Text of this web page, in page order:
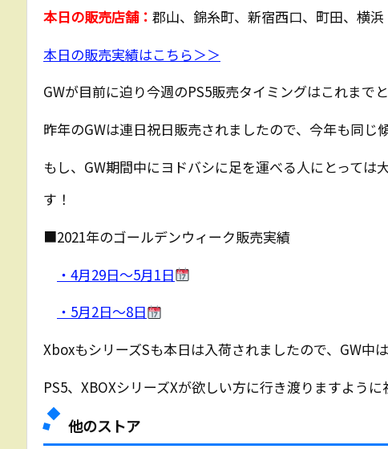
本日の販売店舗： 郡山、錦糸町、新宿西口、町田、横浜
本日の販売実績はこちら＞＞
GWが目前に迫り今週のPS5販売タイミングはこれまで
昨年のGWは連日祝日販売されましたので、今年も同じ
もし、GW期間中にヨドバシに足を運べる人にとって
す！
■2021年のゴールデンウィーク販売実績
・4月29日～5月1日
・5月2日～8日
XboxもシリーズSも本日は入荷されましたので、GW中
PS5、XBOXシリーズXが欲しい方に行き渡りますように
他のストア